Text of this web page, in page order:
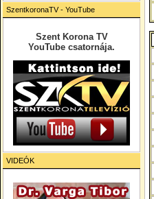
SzentkoronaTV - YouTube
Szent Korona TV
YouTube csatornája.
VIDEÓK